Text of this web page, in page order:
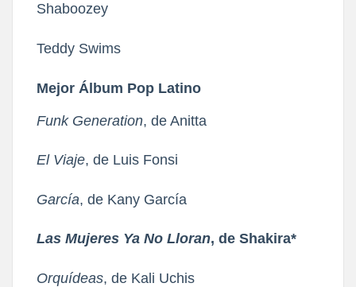
Shaboozey
Teddy Swims
Mejor Álbum Pop Latino
Funk Generation, de Anitta
El Viaje, de Luis Fonsi
García, de Kany García
Las Mujeres Ya No Lloran, de Shakira*
Orquídeas, de Kali Uchis